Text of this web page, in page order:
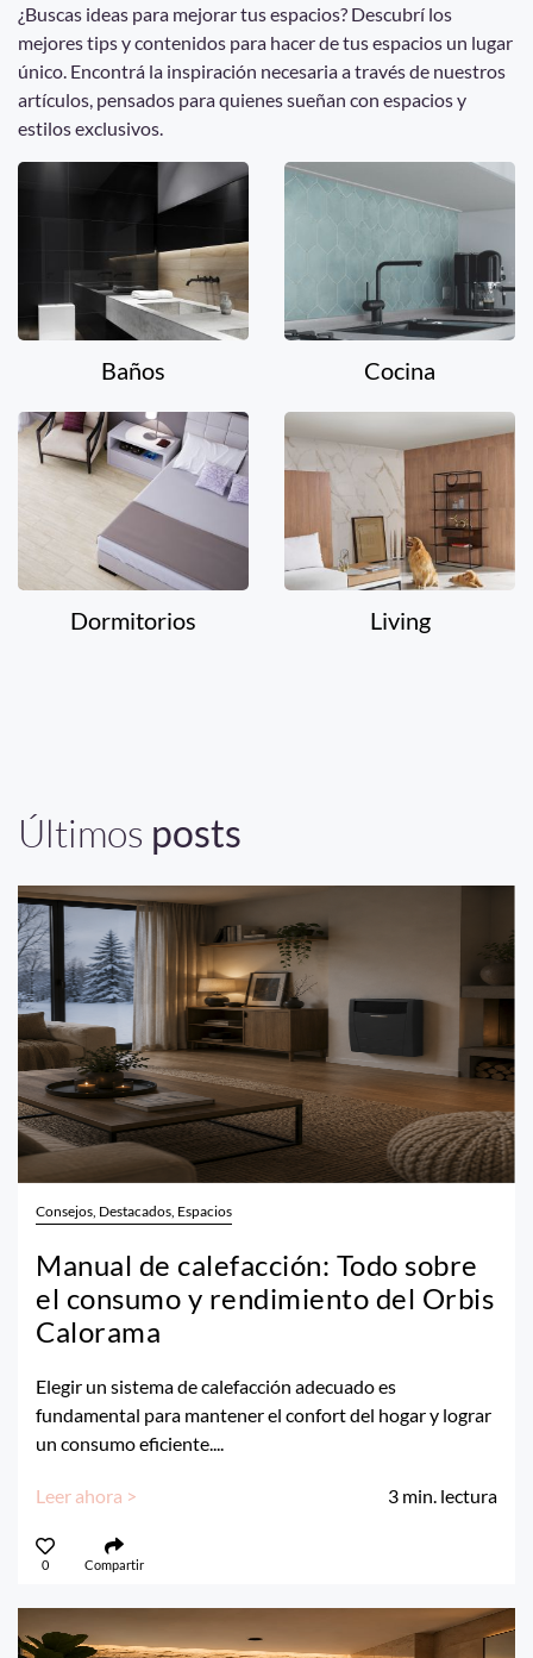
¿Buscas ideas para mejorar tus espacios? Descubrí los
mejores tips y contenidos para hacer de tus espacios un lugar
único. Encontrá la inspiración necesaria a través de nuestros
artículos, pensados para quienes sueñan con espacios y
estilos exclusivos.
Baños Cocina
Dormitorios Living
Últimos posts
Consejos, Destacados, Espacios
Manual de calefacción: Todo sobre
el consumo y rendimiento del Orbis
Calorama
Elegir un sistema de calefacción adecuado es
fundamental para mantener el confort del hogar y lograr
un consumo eficiente....
Leer ahora > 3 min. lectura
0 Compartir